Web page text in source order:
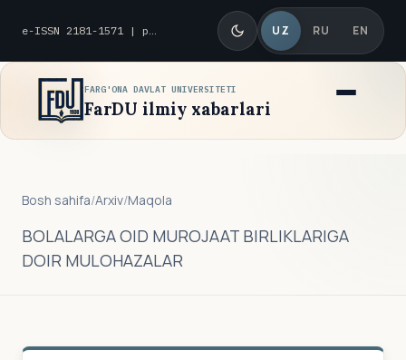
e-ISSN 2181-1571 | p-ISSN 2010-8419 UZ RU EN
FARG'ONA DAVLAT UNIVERSITETI
FarDU ilmiy xabarlari
Bosh sahifa/Arxiv/Maqola
BOLALARGA OID MUROJAAT BIRLIKLARIGA
DOIR MULOHAZALAR